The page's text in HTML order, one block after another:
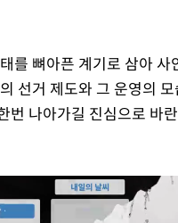
를 뼈아픈 계기로 삼아
선거 제도와 그 운영의
번 나아가길 진심으로 바